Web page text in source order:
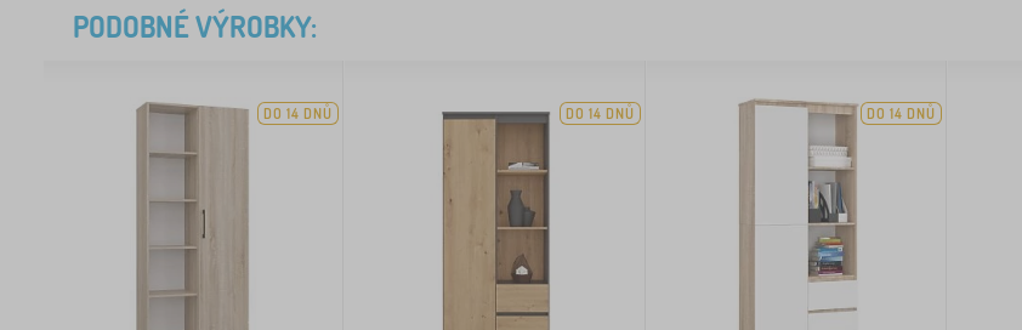
PODOBNÉ VÝROBKY:
DO 14 DNŮ DO 14 DNŮ DO 14 DNŮ